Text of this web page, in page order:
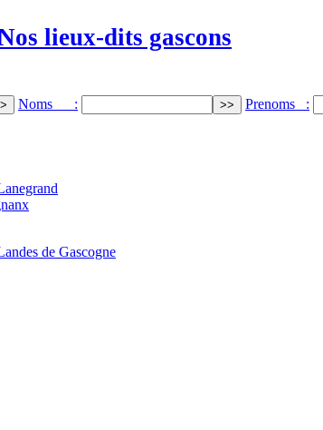
lieux-dits gascons
Noms : Prenoms :
de Gascogne